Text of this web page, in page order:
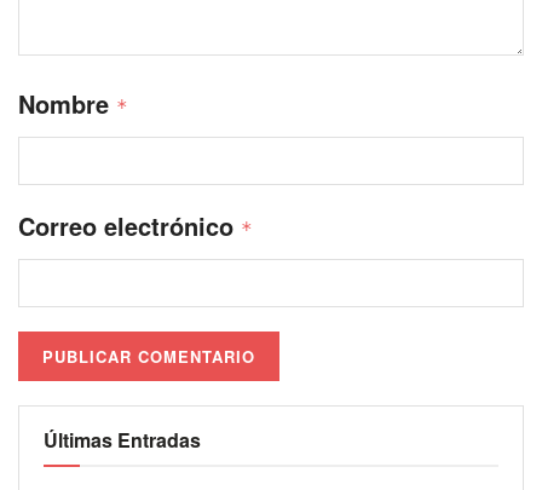
Nombre *
Correo electrónico *
Últimas Entradas